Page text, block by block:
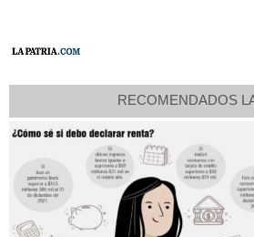
RECOMENDADOS